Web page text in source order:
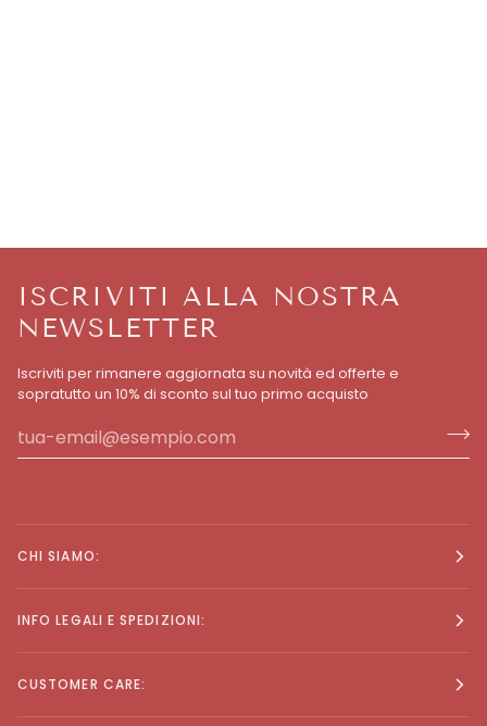
ISCRIVITI ALLA NOSTRA
NEWSLETTER
Iscriviti per rimanere aggiornata su novità ed offerte e
sopratutto un 10% di sconto sul tuo primo acquisto
CHI SIAMO:
INFO LEGALI E SPEDIZIONI:
CUSTOMER CARE: